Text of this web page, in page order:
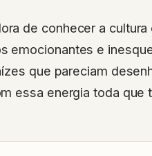
de conhecer a cultura
emocionantes e
que pareciam
essa energia toda que